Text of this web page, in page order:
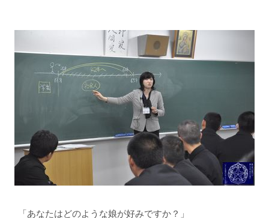
「あなたはどのような娘が好みですか？」